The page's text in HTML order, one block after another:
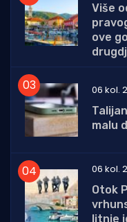
Više
ove
06 kol.
malu
06 kol.
Otok
litnje